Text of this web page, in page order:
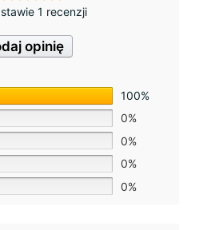
1 recenzji
opinię
100%
0%
0%
0%
0%